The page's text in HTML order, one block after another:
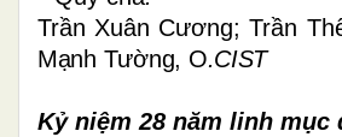
Trần Xuân Cương; Trần
Mạnh Tường, O.CIST
Kỷ niệm 28 năm linh mục